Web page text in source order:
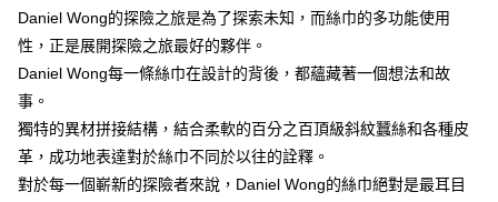
Daniel Wong的探險之旅是為了探索未知，而絲巾的多功能使用
性，正是展開探險之旅最好的夥伴。
Daniel Wong每一條絲巾在設計的背後，都蘊藏著一個想法和故
事。
獨特的異材拼接結構，結合柔軟的百分之百頂級斜紋蠶絲和各種皮
革，成功地表達對於絲巾不同於以往的詮釋。
對於每一個嶄新的探險者來說，Daniel Wong的絲巾絕對是最耳目